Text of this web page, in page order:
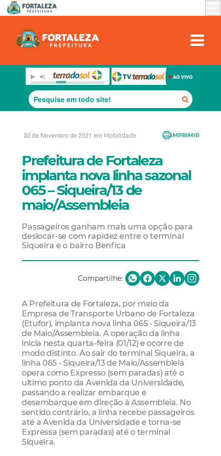
30 de Novembro de 2021 em Mobilidade IMPRIMIR
Prefeitura de Fortaleza
implanta nova linha sazonal
065 – Siqueira/13 de
maio/Assembleia
Passageiros ganham mais uma opção para
deslocar-se com rapidez entre o terminal
Siqueira e o bairro Benfica
Compartilhe:
A Prefeitura de Fortaleza, por meio da
Empresa de Transporte Urbano de Fortaleza
(Etufor), implanta nova linha 065 - Siqueira/13
de Maio/Assembleia. A operação da linha
inicia nesta quarta-feira (01/12) e ocorre de
modo distinto. Ao sair do terminal Siqueira, a
linha 065 - Siqueira/13 de Maio/Assembleia
opera como Expresso (sem paradas) até o
ultimo ponto da Avenida da Universidade,
passando a realizar embarque e
desembarque em direção à Assembleia. No
sentido contrário, a linha recebe passageiros
até a Avenida da Universidade e torna-se
Expressa (sem paradas) até o terminal
Siqueira.